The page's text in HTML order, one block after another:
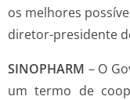
os melhores
diretor-presidente
SINOPHARM – O
um termo de